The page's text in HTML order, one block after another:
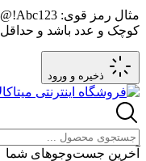
مثال رمز قوی: Abc123!@
کوچک و عدد باشد و حداقل ۸ کاراکتر داشته باشد.
ذخیره و ورود
آخرین جست‌وجوهای شما